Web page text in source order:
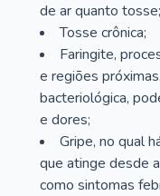
de ar quanto tosse;
Tosse crônica;
Faringite,
e regiões
bacteriológica,
e dores;
Gripe, no qual
que atinge desde
como sintomas